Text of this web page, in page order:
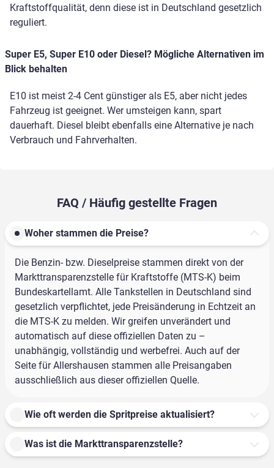
Kraftstoffqualität, denn diese ist in Deutschland gesetzlich
reguliert.
Super E5, Super E10 oder Diesel? Mögliche Alternativen im
Blick behalten
E10 ist meist 2-4 Cent günstiger als E5, aber nicht jedes
Fahrzeug ist geeignet. Wer umsteigen kann, spart
dauerhaft. Diesel bleibt ebenfalls eine Alternative je nach
Verbrauch und Fahrverhalten.
FAQ / Häufig gestellte Fragen
Woher stammen die Preise?
Die Benzin- bzw. Dieselpreise stammen direkt von der
Markttransparenzstelle für Kraftstoffe (MTS-K) beim
Bundeskartellamt. Alle Tankstellen in Deutschland sind
gesetzlich verpflichtet, jede Preisänderung in Echtzeit an
die MTS-K zu melden. Wir greifen unverändert und
automatisch auf diese offiziellen Daten zu –
unabhängig, vollständig und werbefrei. Auch auf der
Seite für Allershausen stammen alle Preisangaben
ausschließlich aus dieser offiziellen Quelle.
Wie oft werden die Spritpreise aktualisiert?
Was ist die Markttransparenzstelle?